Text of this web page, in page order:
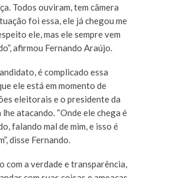
Todos ouviram, tem câmera
foi essa, ele já chegou me
ele, mas ele sempre vem
afirmou Fernando Araújo.
é complicado essa
ele está em momento de
eleitorais e o presidente da
atacando. “Onde ele chega é
falando mal de mim, e isso é
disse Fernando.
com a verdade e transparência,